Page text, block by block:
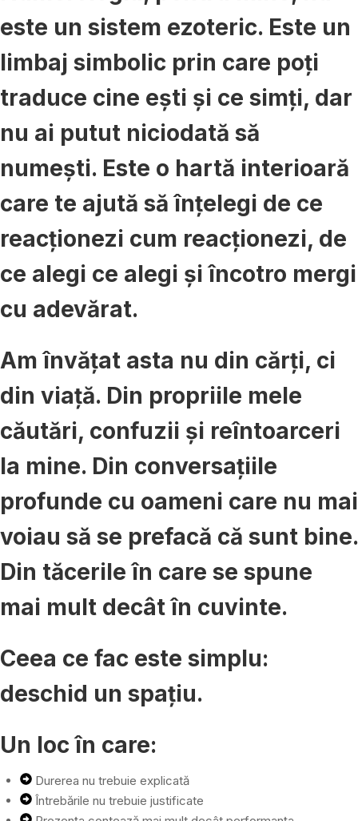
este un sistem ezoteric. Este un
limbaj simbolic prin care poți
traduce cine ești și ce simți, dar
nu ai putut niciodată să
numești. Este o hartă interioară
care te ajută să înțelegi de ce
reacționezi cum reacționezi, de
ce alegi ce alegi și încotro mergi
cu adevărat.
Am învățat asta nu din cărți, ci
din viață. Din propriile mele
căutări, confuzii și reîntoarceri
la mine. Din conversațiile
profunde cu oameni care nu mai
voiau să se prefacă că sunt bine.
Din tăcerile în care se spune
mai mult decât în cuvinte.
Ceea ce fac este simplu:
deschid un spațiu.
Un loc în care:
Durerea nu trebuie explicată
Întrebările nu trebuie justificate